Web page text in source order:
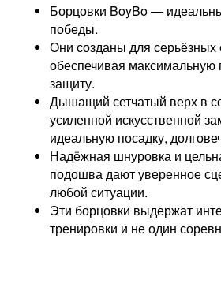
Борцовки BoyBo —
победы.
Они созданы для серьёзных
обеспечивая максимальную
защиту.
Дышащий сетчатый верх в
усиленной искусственной
идеальную посадку,
Надёжная шнуровка и
подошва дают уверенное
любой ситуации.
Эти борцовки выдержат
тренировки и не один